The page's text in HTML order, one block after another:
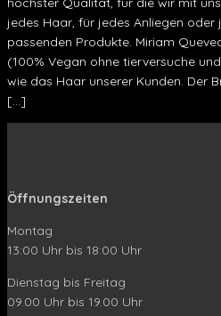
jedes Haar, für jedes Anliegen
passenden Produkte. Miriam
(100% Vegan ohne tierversuche
wie das Haar unserer Kunden. Der
[…]
Öffnungszeiten
Montag
13:00 Uhr bis 18:00 Uhr
Dienstag bis Freitag
09.00 Uhr bis 19.00 Uhr